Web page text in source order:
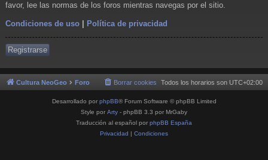
favor, lee las normas de los foros mientras navegas por el sitio.
Condiciones de uso Política de privacidad
Registrarse
Cultura NeoGeo Foro Todos los horarios son UTC+02:00
Borrar cookies
Desarrollado por phpBB® Forum Software © phpBB Limited
Style por Arty - phpBB 3.3 por MrGaby
Traducción al español por phpBB España
Privacidad | Condiciones